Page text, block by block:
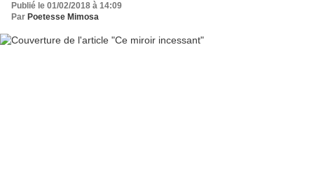
Publié le 01/02/2018 à 14:09
Par Poetesse Mimosa